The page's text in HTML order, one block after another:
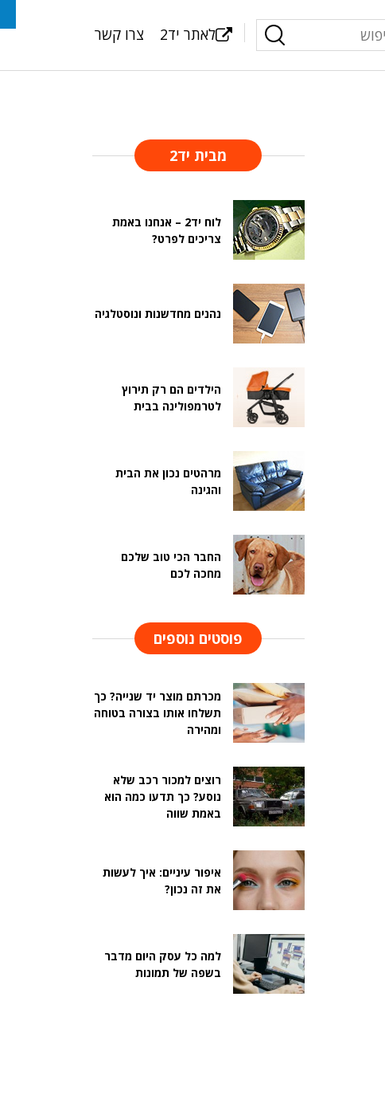
לאתר יד2 צרו קשר
מבית יד2
לוח יד2 – אנחנו באמת
צריכים לפרט?
נהנים מחדשנות ונוסטלגיה
הילדים הם רק תירוץ
לטרמפולינה בבית
מרהטים נכון את הבית
והגינה
החבר הכי טוב שלכם
מחכה לכם
פוסטים נוספים
מכרתם מוצר יד שנייה? כך
תשלחו אותו בצורה בטוחה
ומהירה
רוצים למכור רכב שלא
נוסע? כך תדעו כמה הוא
באמת שווה
איפור עיניים: איך לעשות
את זה נכון?
למה כל עסק היום מדבר
בשפה של תמונות